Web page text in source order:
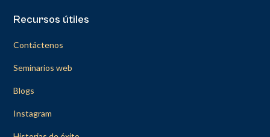
Recursos útiles
Contáctenos
Seminarios web
Blogs
Instagram